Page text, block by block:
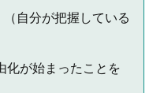
自分が把握している
化が始まったことを